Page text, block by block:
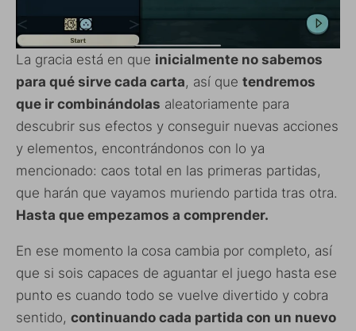
La gracia está en que inicialmente no sabemos
para qué sirve cada carta, así que tendremos
que ir combinándolas aleatoriamente para
descubrir sus efectos y conseguir nuevas acciones
y elementos, encontrándonos con lo ya
mencionado: caos total en las primeras partidas,
que harán que vayamos muriendo partida tras otra.
Hasta que empezamos a comprender.
En ese momento la cosa cambia por completo, así
que si sois capaces de aguantar el juego hasta ese
punto es cuando todo se vuelve divertido y cobra
sentido, continuando cada partida con un nuevo